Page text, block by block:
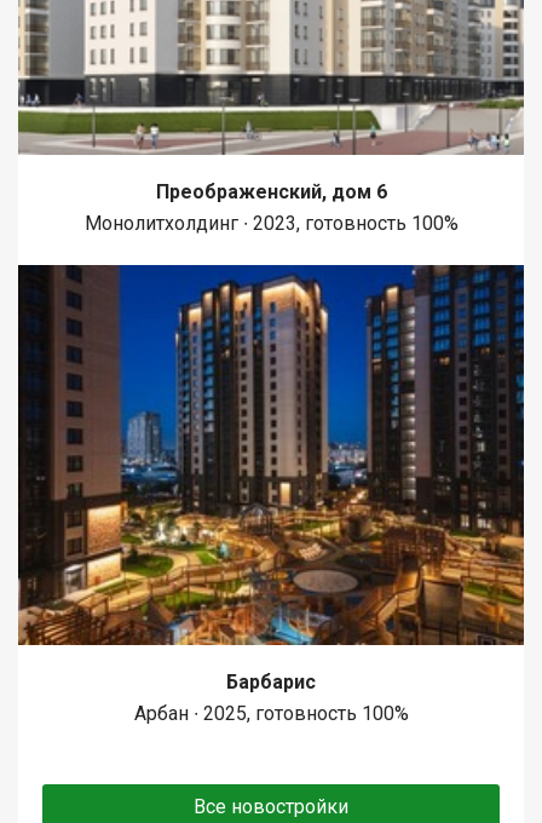
Преображенский, дом 6
Монолитхолдинг ∙ 2023, готовность 100%
Барбарис
Арбан ∙ 2025, готовность 100%
Все новостройки